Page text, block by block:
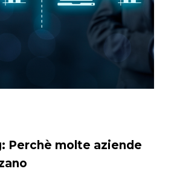
Perchè molte aziende